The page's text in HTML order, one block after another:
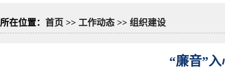
所在位置： 首页 >> 工作动态 >> 组织建设
“廉音”